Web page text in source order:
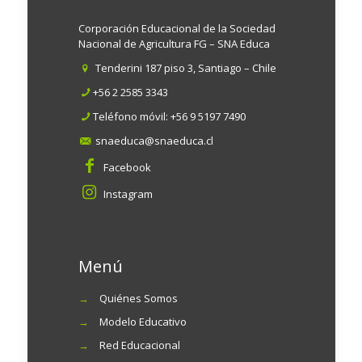
Corporación Educacional de la Sociedad
Nacional de Agricultura FG – SNA Educa
Tenderini 187 piso 3, Santiago – Chile
+56 2 2585 3343
Teléfono móvil: +56 9 5197 7490
snaeduca@snaeduca.cl
Facebook
Instagram
Menú
→
Quiénes Somos
→
Modelo Educativo
→
Red Educacional